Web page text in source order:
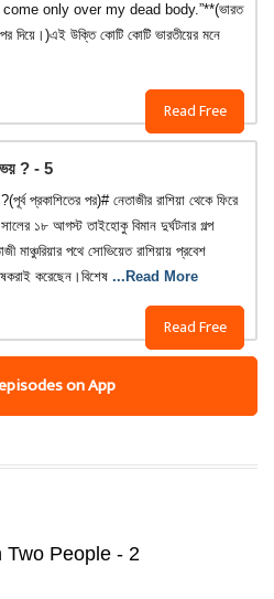
Read Free
only over my dead body.”**(ভারত
দিয়ে।)এই উক্তি কোটি কোটি ভারতীয়ের মনে
ভয় ? - 5
Read Free
প্রকাশিতের পর)# নেতাজীর রাশিয়া থেকে ফিরে
১৮ আগস্ট তাইহোকু বিমান দুর্ঘটনার গল্প
মাঞ্চুরিয়ার পথে সোভিয়েত রাশিয়ায় প্রবেশ
করেছেন।বিশেষ ...Read More
on App
Two People - 2